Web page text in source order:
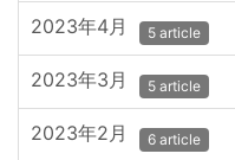
2023年4月 5 article
2023年3月 5 article
2023年2月 6 article